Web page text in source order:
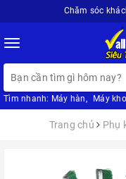
Chăm sóc
Toggle
navigation
Tìm nhanh: Máy hàn, Máy
Trang chủ Phụ